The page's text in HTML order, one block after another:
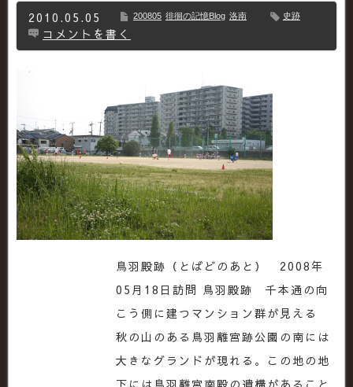
2010.05.05 200805 徘徊の記憶Blog 洛南 史跡
コメントを書く
鳥羽殿跡（とばどのあと） 2008年
05月18日訪問 鳥羽殿跡 千本通の向
こう側に建つマンション群が見える
秋の山のある鳥羽離宮跡公園の南には
大きなグランドが現れる。この地の地